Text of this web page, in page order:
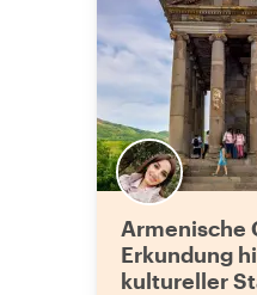
Armenische
Erkundung
kultureller